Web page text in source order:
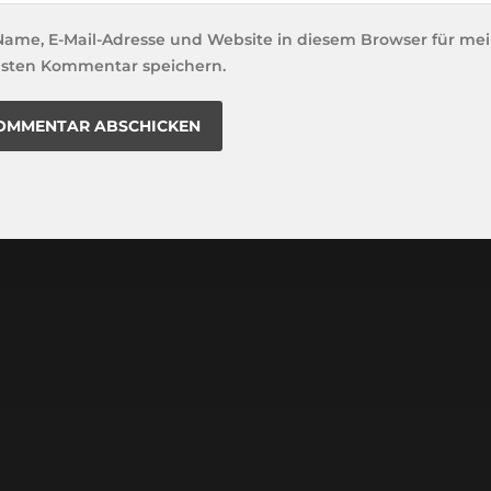
E-Mail-Adresse und Website in diesem Browser für
Kommentar speichern.